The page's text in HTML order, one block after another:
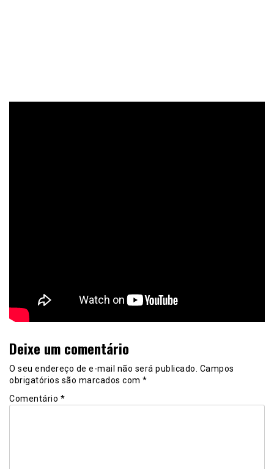
Deixe um comentário
O seu endereço de e-mail não será publicado. Campos
obrigatórios são marcados com *
Comentário *